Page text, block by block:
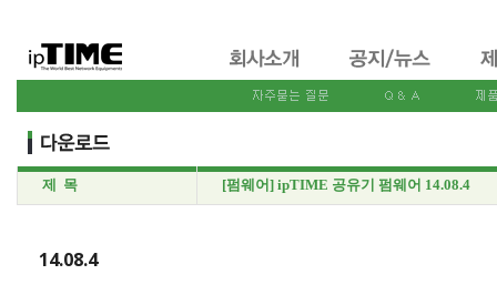
제 목 [펌웨어] ipTIME 공유기 펌웨어 14.08.4
14.08.4